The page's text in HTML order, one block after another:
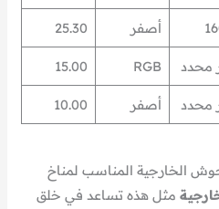
أصفر 25.30
محدد RGB
15.00
محدد أصفر 10.00
الخارجية المناسب لمناخ
مثل هذه تساعد في خلق